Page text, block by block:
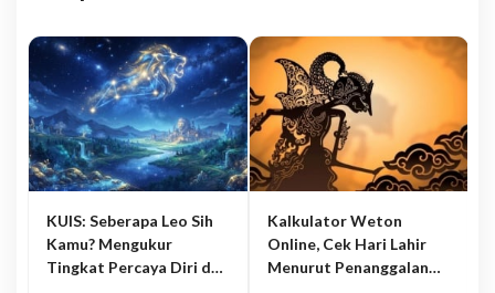
KUIS: Seberapa Leo Sih
Kamu? Mengukur
Tingkat Percaya Diri dan
Kalkulator Weton
Online, Cek Hari Lahir
Menurut Penanggalan